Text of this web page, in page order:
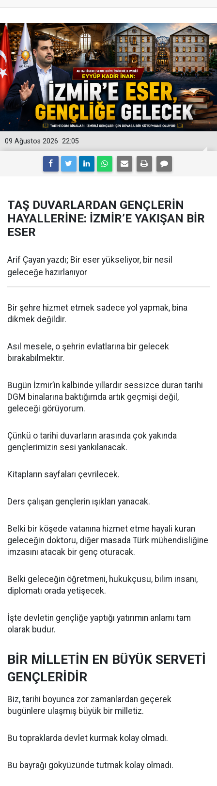
22:05
09 Ağustos 2026
TAŞ DUVARLARDAN GENÇLERİN
HAYALLERİNE: İZMİR’E YAKIŞAN BİR
ESER
Arif Çayan yazdı; Bir eser yükseliyor, bir nesil
geleceğe hazırlanıyor
Bir şehre hizmet etmek sadece yol yapmak, bina
dikmek değildir.
Asıl mesele, o şehrin evlatlarına bir gelecek
bırakabilmektir.
Bugün İzmir’in kalbinde yıllardır sessizce duran tarihi
DGM binalarına baktığımda artık geçmişi değil,
geleceği görüyorum.
Çünkü o tarihi duvarların arasında çok yakında
gençlerimizin sesi yankılanacak.
Kitapların sayfaları çevrilecek.
Ders çalışan gençlerin ışıkları yanacak.
Belki bir köşede vatanına hizmet etme hayali kuran
geleceğin doktoru, diğer masada Türk mühendisliğine
imzasını atacak bir genç oturacak.
Belki geleceğin öğretmeni, hukukçusu, bilim insanı,
diplomatı orada yetişecek.
İşte devletin gençliğe yaptığı yatırımın anlamı tam
olarak budur.
BİR MİLLETİN EN BÜYÜK SERVETİ
GENÇLERİDİR
Biz, tarihi boyunca zor zamanlardan geçerek
bugünlere ulaşmış büyük bir milletiz.
Bu topraklarda devlet kurmak kolay olmadı.
Bu bayrağı gökyüzünde tutmak kolay olmadı.